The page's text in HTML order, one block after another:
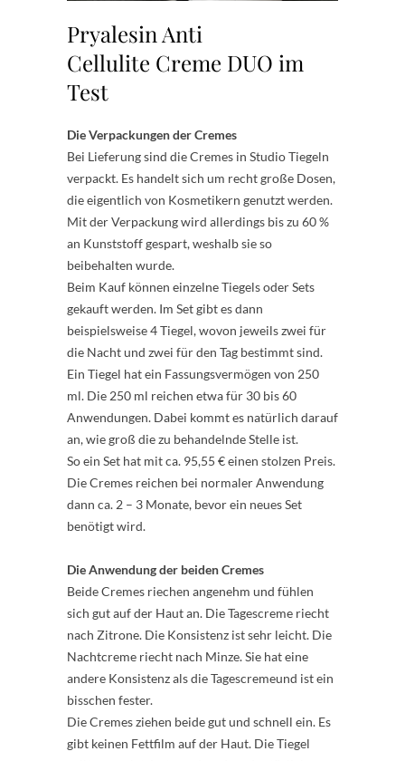
Pryalesin Anti
Cellulite Creme DUO im
Test
Die Verpackungen der Cremes
Bei Lieferung sind die Cremes in Studio Tiegeln
verpackt. Es handelt sich um recht große Dosen,
die eigentlich von Kosmetikern genutzt werden.
Mit der Verpackung wird allerdings bis zu 60 %
an Kunststoff gespart, weshalb sie so
beibehalten wurde.
Beim Kauf können einzelne Tiegels oder Sets
gekauft werden. Im Set gibt es dann
beispielsweise 4 Tiegel, wovon jeweils zwei für
die Nacht und zwei für den Tag bestimmt sind.
Ein Tiegel hat ein Fassungsvermögen von 250
ml. Die 250 ml reichen etwa für 30 bis 60
Anwendungen. Dabei kommt es natürlich darauf
an, wie groß die zu behandelnde Stelle ist.
So ein Set hat mit ca. 95,55 € einen stolzen Preis.
Die Cremes reichen bei normaler Anwendung
dann ca. 2 – 3 Monate, bevor ein neues Set
benötigt wird.
Die Anwendung der beiden Cremes
Beide Cremes riechen angenehm und fühlen
sich gut auf der Haut an. Die Tagescreme riecht
nach Zitrone. Die Konsistenz ist sehr leicht. Die
Nachtcreme riecht nach Minze. Sie hat eine
andere Konsistenz als die Tagescremeund ist ein
bisschen fester.
Die Cremes ziehen beide gut und schnell ein. Es
gibt keinen Fettfilm auf der Haut. Die Tiegel